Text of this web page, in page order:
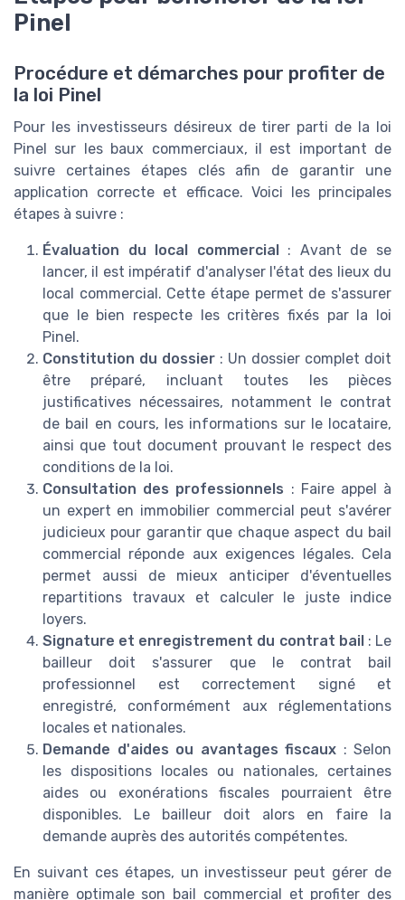
Pinel
Procédure et démarches pour profiter de
la loi Pinel
Pour les investisseurs désireux de tirer parti de la loi
Pinel sur les baux commerciaux, il est important de
suivre certaines étapes clés afin de garantir une
application correcte et efficace. Voici les principales
étapes à suivre :
Évaluation du local commercial: Avant de se
lancer, il est impératif d'analyser l'état des lieux du
local commercial. Cette étape permet de s'assurer
que le bien respecte les critères fixés par la loi
Pinel.
Constitution du dossier : Un dossier complet doit
être préparé, incluant toutes les pièces
justificatives nécessaires, notamment le contrat
de bail en cours, les informations sur le locataire,
ainsi que tout document prouvant le respect des
conditions de la loi.
Consultation des professionnels : Faire appel à
un expert en immobilier commercial peut s'avérer
judicieux pour garantir que chaque aspect du bail
commercial réponde aux exigences légales. Cela
permet aussi de mieux anticiper d'éventuelles
repartitions travaux et calculer le juste indice
loyers.
Signature et enregistrement du contrat bail: Le
bailleur doit s'assurer que le contrat bail
professionnel est correctement signé et
enregistré, conformément aux réglementations
locales et nationales.
Demande d'aides ou avantages fiscaux : Selon
les dispositions locales ou nationales, certaines
aides ou exonérations fiscales pourraient être
disponibles. Le bailleur doit alors en faire la
demande auprès des autorités compétentes.
En suivant ces étapes, un investisseur peut gérer de
manière optimale son bail commercial et profiter des